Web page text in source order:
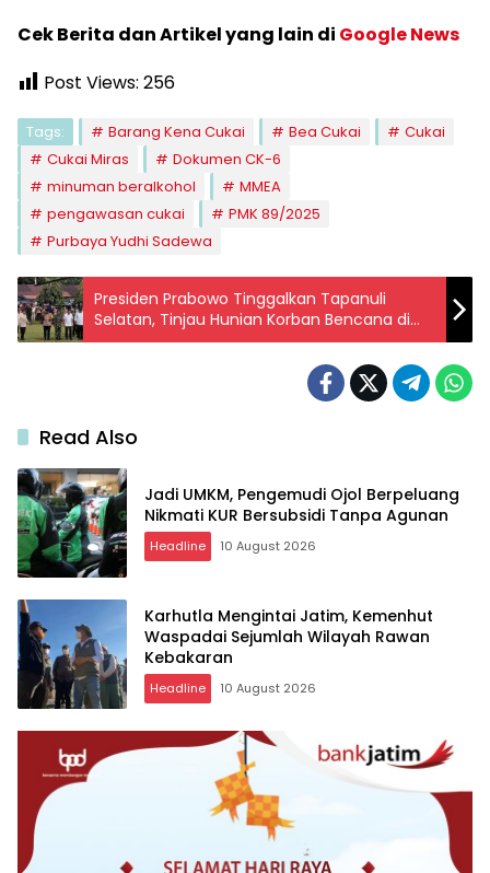
Cek Berita dan Artikel yang lain di Google News
Post Views: 256
Tags: Barang Kena Cukai Bea Cukai
Cukai
Cukai Miras
Dokumen CK-6
minuman beralkohol
MMEA
pengawasan cukai
PMK 89/2025
Purbaya Yudhi Sadewa
Presiden Prabowo Tinggalkan Tapanuli
Selatan, Tinjau Hunian Korban Bencana di
Aceh Tamiang
Read Also
Jadi UMKM, Pengemudi Ojol Berpeluang
Nikmati KUR Bersubsidi Tanpa Agunan
Headline 10 August 2026
Karhutla Mengintai Jatim, Kemenhut
Waspadai Sejumlah Wilayah Rawan
Kebakaran
Headline 10 August 2026